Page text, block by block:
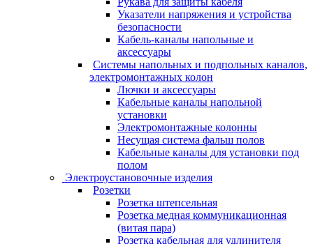
Указатели напряжения и устройства
безопасности
Кабель-каналы напольные и
аксессуары
Системы напольных и подпольных каналов,
электромонтажных колон
Лючки и аксессуары
Кабельные каналы напольной
установки
Электромонтажные колонны
Несущая система фальш полов
Кабельные каналы для установки под
полом
Электроустановочные изделия
Розетки
Розетка штепсельная
Розетка медная коммуникационная
(витая пара)
Розетка кабельная для удлинителя